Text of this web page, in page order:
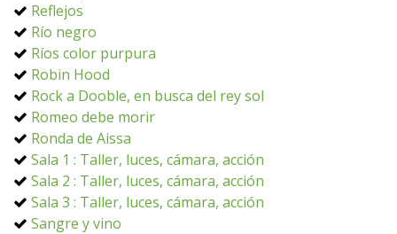
Reflejos
Río negro
Ríos color purpura
Robin Hood
Rock a Dooble, en busca del rey sol
Romeo debe morir
Ronda de Aissa
Sala 1 : Taller, luces, cámara, acción
Sala 2 : Taller, luces, cámara, acción
Sala 3 : Taller, luces, cámara, acción
Sangre y vino